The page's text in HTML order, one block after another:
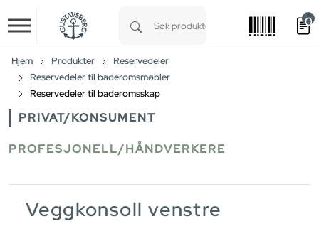
Skip to main content
0
Hjem Produkter
Reservedeler
Reservedeler til baderomsmøbler
Reservedeler til baderomsskap
PRIVAT/KONSUMENT
PROFESJONELL/HÅNDVERKERE
Veggkonsoll venstre